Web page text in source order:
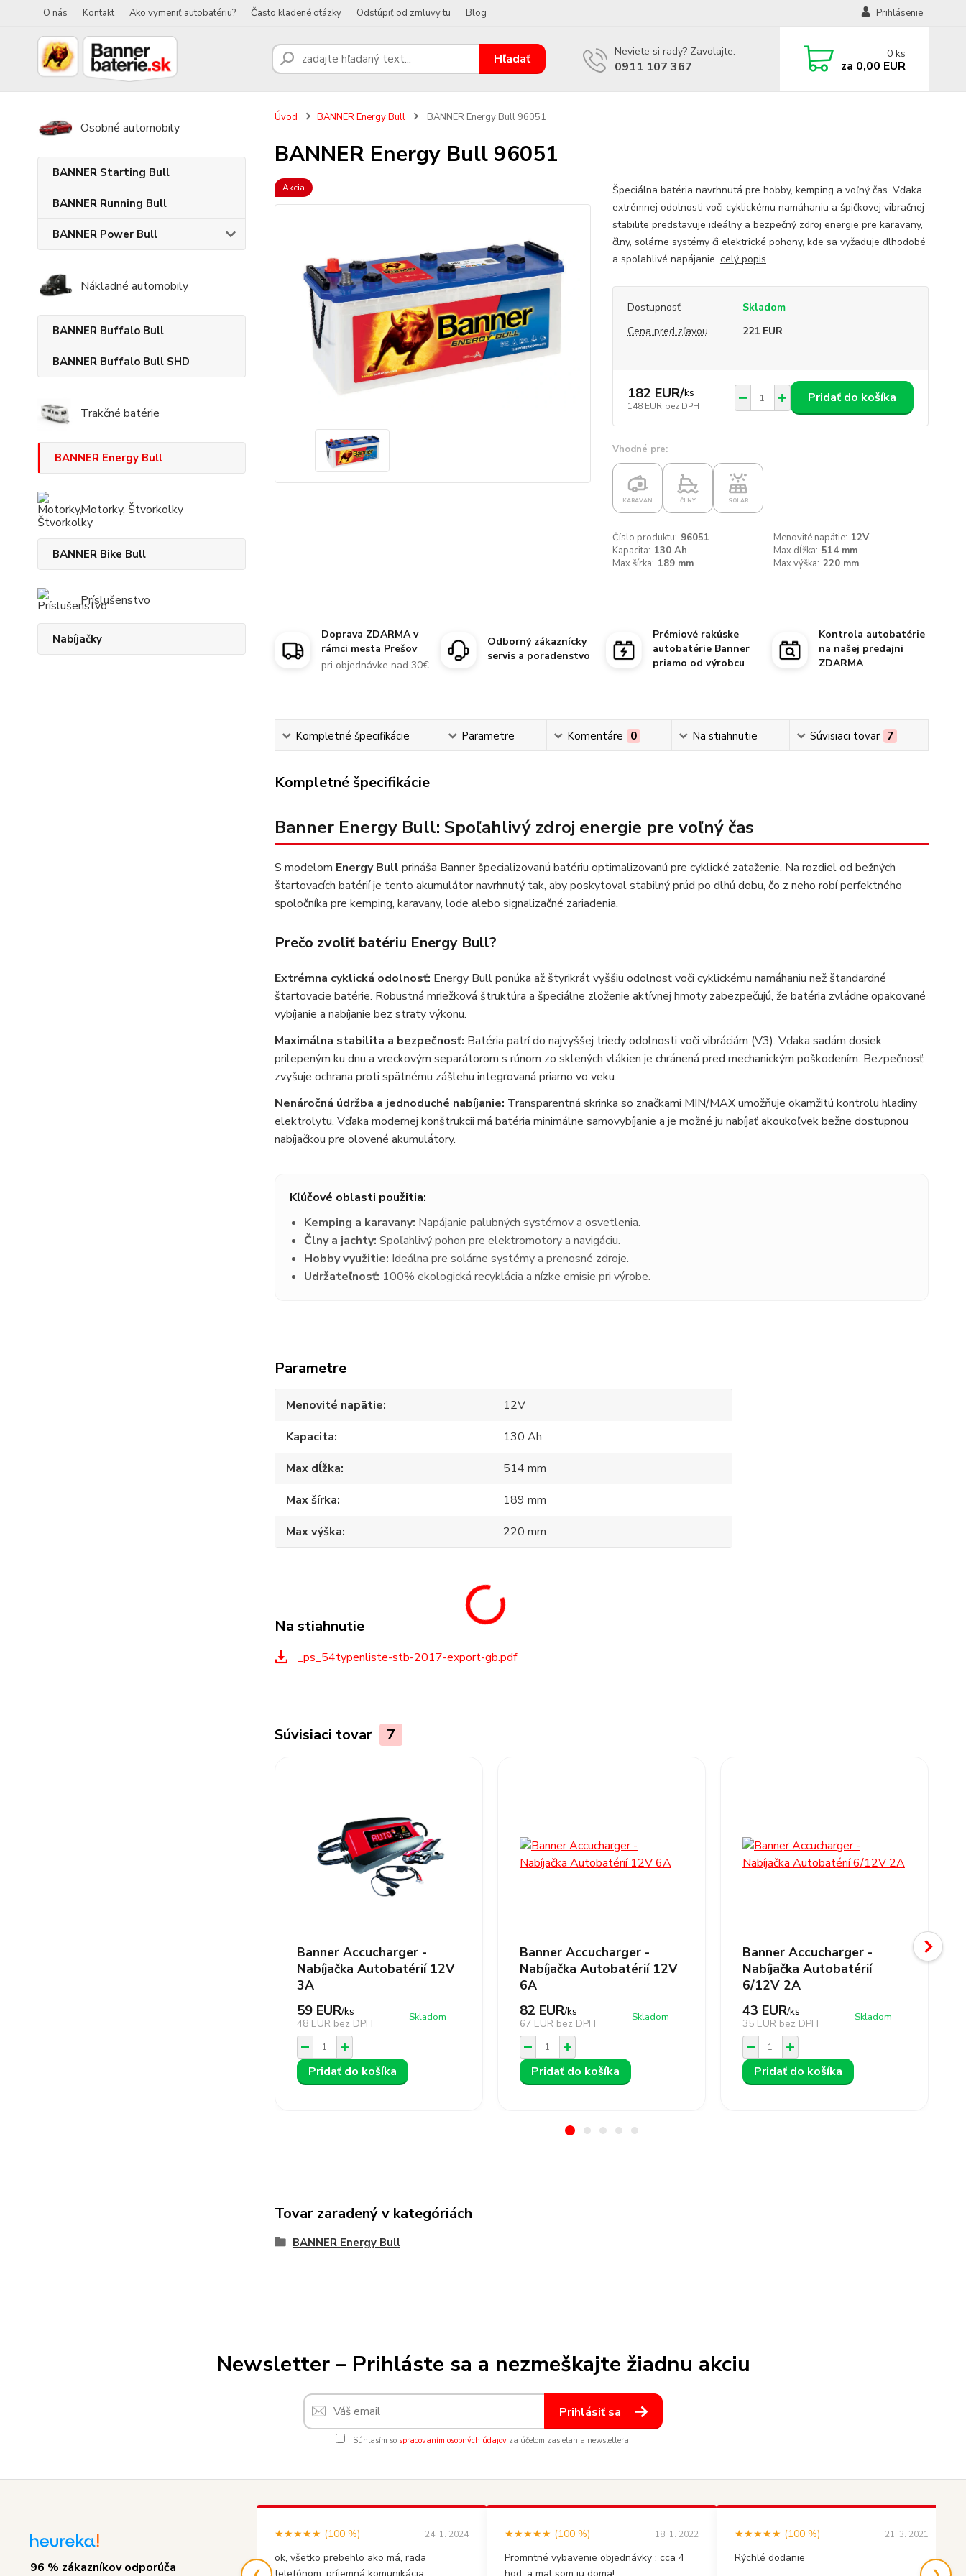
O nás Kontakt Ako vymeniť autobatériu? Často kladené otázky Odstúpiť od zmluvy tu Blog Prihlásenie
Hľadať Neviete si rady? Zavolajte.
0911 107 367
0 ks
za 0,00 EUR
Osobné automobily
BANNER Starting Bull
BANNER Running Bull
BANNER Power Bull
Nákladné automobily
BANNER Buffalo Bull
BANNER Buffalo Bull SHD
Trakčné batérie
BANNER Energy Bull
Motorky, Štvorkolky
BANNER Bike Bull
Príslušenstvo
Nabíjačky
Úvod BANNER Energy Bull BANNER Energy Bull 96051
BANNER Energy Bull 96051
Akcia
Špeciálna batéria navrhnutá pre hobby, kemping a voľný čas. Vďaka
extrémnej odolnosti voči cyklickému namáhaniu a špičkovej vibračnej
stabilite predstavuje ideálny a bezpečný zdroj energie pre karavany,
člny, solárne systémy či elektrické pohony, kde sa vyžaduje dlhodobé
a spoľahlivé napájanie. celý popis
Dostupnosť
Skladom
Cena pred zľavou
221 EUR
182 EUR/ks
148 EUR bez DPH
Pridať do košíka
Vhodné pre:
KARAVAN ČLNY SOLAR
Číslo produktu: 96051 Menovité napätie: 12V
Kapacita: 130 Ah Max dĺžka: 514 mm
Max šírka: 189 mm Max výška: 220 mm
Doprava ZDARMA v
rámci mesta Prešov
pri objednávke nad 30€
Odborný zákaznícky
servis a poradenstvo
Prémiové rakúske
autobatérie Banner
priamo od výrobcu
Kontrola autobatérie
na našej predajni
ZDARMA
Kompletné špecifikácie Parametre Komentáre 0 Na stiahnutie Súvisiaci tovar 7
Kompletné špecifikácie
Banner Energy Bull: Spoľahlivý zdroj energie pre voľný čas
S modelom Energy Bull prináša Banner špecializovanú batériu optimalizovanú pre cyklické zaťaženie. Na rozdiel od bežných
štartovacích batérií je tento akumulátor navrhnutý tak, aby poskytoval stabilný prúd po dlhú dobu, čo z neho robí perfektného
spoločníka pre kemping, karavany, lode alebo signalizačné zariadenia.
Prečo zvoliť batériu Energy Bull?
Extrémna cyklická odolnosť: Energy Bull ponúka až štyrikrát vyššiu odolnosť voči cyklickému namáhaniu než štandardné
štartovacie batérie. Robustná mriežková štruktúra a špeciálne zloženie aktívnej hmoty zabezpečujú, že batéria zvládne opakované
vybíjanie a nabíjanie bez straty výkonu.
Maximálna stabilita a bezpečnosť: Batéria patrí do najvyššej triedy odolnosti voči vibráciám (V3). Vďaka sadám dosiek
prilepeným ku dnu a vreckovým separátorom s rúnom zo sklených vlákien je chránená pred mechanickým poškodením. Bezpečnosť
zvyšuje ochrana proti spätnému zášlehu integrovaná priamo vo veku.
Nenáročná údržba a jednoduché nabíjanie: Transparentná skrinka so značkami MIN/MAX umožňuje okamžitú kontrolu hladiny
elektrolytu. Vďaka modernej konštrukcii má batéria minimálne samovybíjanie a je možné ju nabíjať akoukoľvek bežne dostupnou
nabíjačkou pre olovené akumulátory.
Kľúčové oblasti použitia:
Kemping a karavany: Napájanie palubných systémov a osvetlenia.
Člny a jachty: Spoľahlivý pohon pre elektromotory a navigáciu.
Hobby využitie: Ideálna pre solárne systémy a prenosné zdroje.
Udržateľnosť: 100% ekologická recyklácia a nízke emisie pri výrobe.
Parametre
Menovité napätie
12V
Kapacita
130 Ah
Max dĺžka
514 mm
Max šírka
189 mm
Max výška
220 mm
Na stiahnutie
_ps_54typenliste-stb-2017-export-gb.pdf
Súvisiaci tovar 7
Banner Accucharger -
Nabíjačka Autobatérií 12V
3A
59 EUR/ks
48 EUR bez DPH Skladom
Pridať do košíka
Banner Accucharger -
Nabíjačka Autobatérií 12V
6A
82 EUR/ks
67 EUR bez DPH Skladom
Pridať do košíka
Banner Accucharger -
Nabíjačka Autobatérií
6/12V 2A
43 EUR/ks
35 EUR bez DPH Skladom
Pridať do košíka
Tovar zaradený v kategóriách
BANNER Energy Bull
Newsletter – Prihláste sa a nezmeškajte žiadnu akciu
Prihlásiť sa
Súhlasím so spracovaním osobných údajovza účelom zasielania newslettera.
96 % zákazníkov odporúča
★★★★★ (100 %) 24. 1. 2024
ok, všetko prebehlo ako má, rada
★★★★★ (100 %) 18. 1. 2022
Promntné vybavenie objednávky : cca 4
★★★★★ (100 %) 21. 3. 2021
Rýchlé dodanie